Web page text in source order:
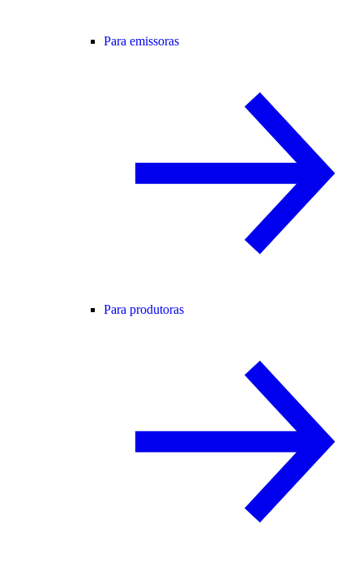
Para emissoras
Para produtoras